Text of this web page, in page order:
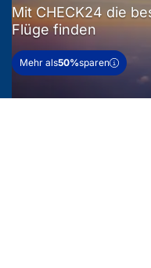
Mit CHECK24 die
Flüge finden
Mehr als50%sparen